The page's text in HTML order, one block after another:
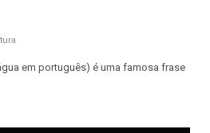
em português) é uma famosa frase